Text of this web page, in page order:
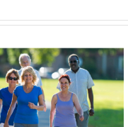
BEST™
une
séance